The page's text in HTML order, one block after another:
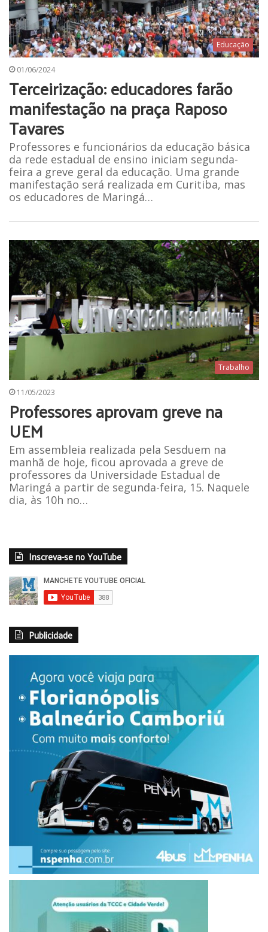
Educação
01/06/2024
Terceirização: educadores farão
manifestação na praça Raposo
Tavares
Professores e funcionários da educação básica
da rede estadual de ensino iniciam segunda-
feira a greve geral da educação. Uma grande
manifestação será realizada em Curitiba, mas
os educadores de Maringá…
Trabalho
11/05/2023
Professores aprovam greve na
UEM
Em assembleia realizada pela Sesduem na
manhã de hoje, ficou aprovada a greve de
professores da Universidade Estadual de
Maringá a partir de segunda-feira, 15. Naquele
dia, às 10h no…
Inscreva-se no YouTube
Publicidade